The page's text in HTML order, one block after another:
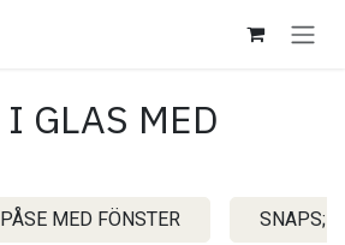
I GLAS MED
MED FÖNSTER SNAPS;